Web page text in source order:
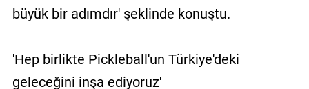
büyük bir adımdır' şeklinde konuştu.
'Hep birlikte Pickleball'un Türkiye'deki
geleceğini inşa ediyoruz'